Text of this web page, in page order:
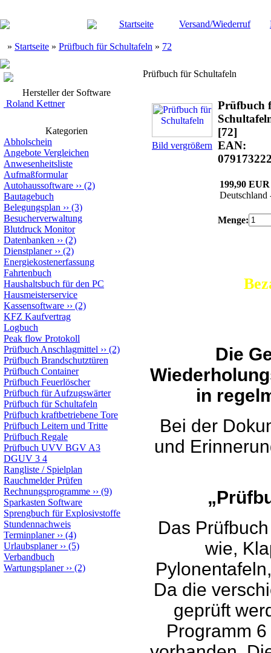
Startseite Versand/Wiederruf
» Startseite » Prüfbuch für Schultafeln » 72
Hersteller der Software
Roland Kettner
Kategorien
Abholschein
Angebote Vergleichen
Anwesenheitsliste
Aufmaßformular
Autohaussoftware ›› (2)
Bautagebuch
Belegungsplan ›› (3)
Besucherverwaltung
Blutdruck Monitor
Datenbanken ›› (2)
Dienstplaner›› (2)
Energiekostenerfassung
Fahrtenbuch
Haushaltsbuch für den PC
Hausmeisterservice
Kassensoftware ›› (2)
KFZ Kaufvertrag
Logbuch
Peak flow Protokoll
Prüfbuch Anschlagmittel ›› (2)
Prüfbuch Brandschutztüren
Prüfbuch Container
Prüfbuch Feuerlöscher
Prüfbuch für Aufzugswärter
Prüfbuch für Schultafeln
Prüfbuch kraftbetriebene Tore
Prüfbuch Leitern und Tritte
Prüfbuch Regale
Prüfbuch UVV BGV A3
DGUV 3 4
Rangliste / Spielplan
Rauchmelder Prüfen
Rechnungsprogramme ›› (9)
Sparkasten Software
Sprengbuch für Explosivstoffe
Stundennachweis
Terminplaner›› (4)
Urlaubsplaner›› (5)
Verbandbuch
Wartungsplaner›› (2)
Prüfbuch für Schultafeln
Bild vergrößern
Prüfbuch
[72]
EAN:
199,90 EUR
Deutschland
Menge:
Bezahlen
Die
in
Bei der
und
Das
wie,
Da die
geprüft
Programm